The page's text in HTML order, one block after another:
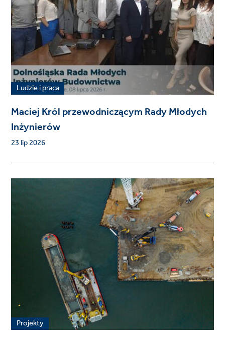
Ludzie i praca
Maciej Król przewodniczącym Rady Młodych
Inżynierów
23 lip 2026
Projekty